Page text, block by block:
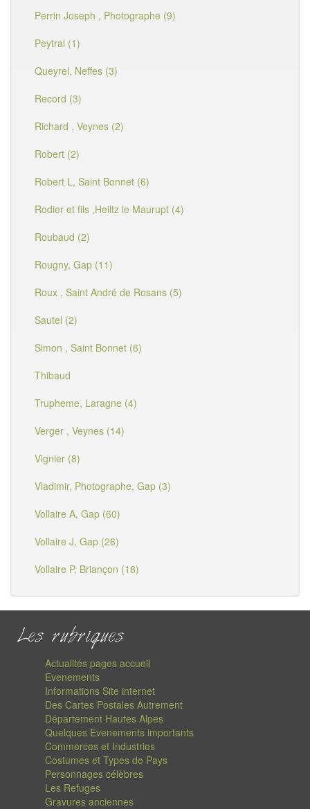
Perrin Joseph , Photographe (9)
Peytral (1)
Queyrel, Neffes (3)
Record (3)
Richard , Veynes (2)
Robert (2)
Robert L, Saint Bonnet (6)
Rodier et fils ,Heiltz le Maurupt (4)
Roubaud (2)
Rougny, Gap (11)
Roux , Saint André de Rosans (5)
Sautel (2)
Simon , Saint Bonnet (6)
Thibaud
Trupheme, Laragne (4)
Verger , Veynes (14)
Vignier (8)
Vladimir, Photographe, Gap (3)
Vollaire A, Gap (60)
Vollaire J, Gap (26)
Vollaire P, Briançon (18)
Les rubriques
Actualités pages accueil
Evenements
Informations Site internet
Des Cartes Postales Autrement
Département Hautes Alpes
Quelques Evenements importants
Commerces et Industries
Costumes et Types de Pays
Personnages célèbres
Les Refuges
Gravures anciennes